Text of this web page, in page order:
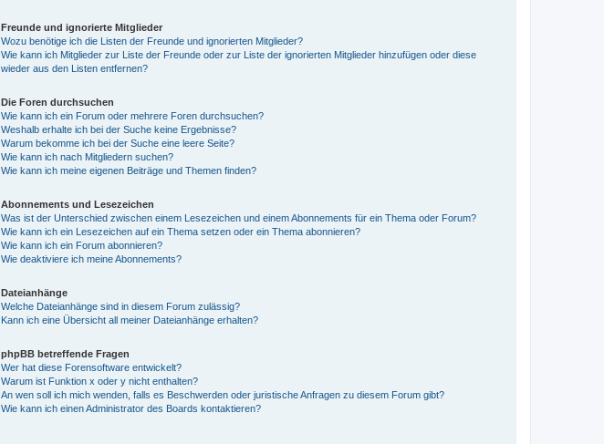
Freunde und ignorierte Mitglieder
Wozu benötige ich die Listen der Freunde und ignorierten Mitglieder?
Wie kann ich Mitglieder zur Liste der Freunde oder zur Liste der ignorierten Mitglieder hinzufügen oder diese
wieder aus den Listen entfernen?
Die Foren durchsuchen
Wie kann ich ein Forum oder mehrere Foren durchsuchen?
Weshalb erhalte ich bei der Suche keine Ergebnisse?
Warum bekomme ich bei der Suche eine leere Seite?
Wie kann ich nach Mitgliedern suchen?
Wie kann ich meine eigenen Beiträge und Themen finden?
Abonnements und Lesezeichen
Was ist der Unterschied zwischen einem Lesezeichen und einem Abonnements für ein Thema oder Forum?
Wie kann ich ein Lesezeichen auf ein Thema setzen oder ein Thema abonnieren?
Wie kann ich ein Forum abonnieren?
Wie deaktiviere ich meine Abonnements?
Dateianhänge
Welche Dateianhänge sind in diesem Forum zulässig?
Kann ich eine Übersicht all meiner Dateianhänge erhalten?
phpBB betreffende Fragen
Wer hat diese Forensoftware entwickelt?
Warum ist Funktion x oder y nicht enthalten?
An wen soll ich mich wenden, falls es Beschwerden oder juristische Anfragen zu diesem Forum gibt?
Wie kann ich einen Administrator des Boards kontaktieren?